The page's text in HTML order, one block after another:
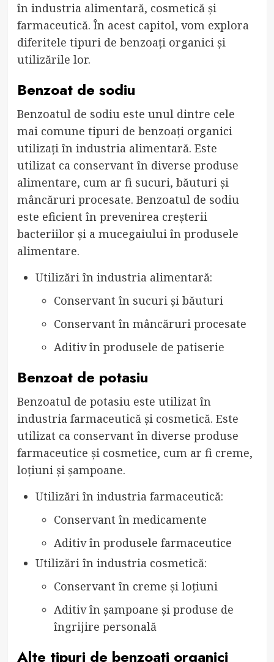
în industria alimentară, cosmetică și
farmaceutică. În acest capitol, vom explora
diferitele tipuri de benzoați organici și
utilizările lor.
Benzoat de sodiu
Benzoatul de sodiu este unul dintre cele
mai comune tipuri de benzoați organici
utilizați în industria alimentară. Este
utilizat ca conservant în diverse produse
alimentare, cum ar fi sucuri, băuturi și
mâncăruri procesate. Benzoatul de sodiu
este eficient în prevenirea creșterii
bacteriilor și a mucegaiului în produsele
alimentare.
Utilizări în industria alimentară:
Conservant în sucuri și băuturi
Conservant în mâncăruri procesate
Aditiv în produsele de patiserie
Benzoat de potasiu
Benzoatul de potasiu este utilizat în
industria farmaceutică și cosmetică. Este
utilizat ca conservant în diverse produse
farmaceutice și cosmetice, cum ar fi creme,
loțiuni și șampoane.
Utilizări în industria farmaceutică:
Conservant în medicamente
Aditiv în produsele farmaceutice
Utilizări în industria cosmetică:
Conservant în creme și loțiuni
Aditiv în șampoane și produse de
îngrijire personală
Alte tipuri de benzoați organici